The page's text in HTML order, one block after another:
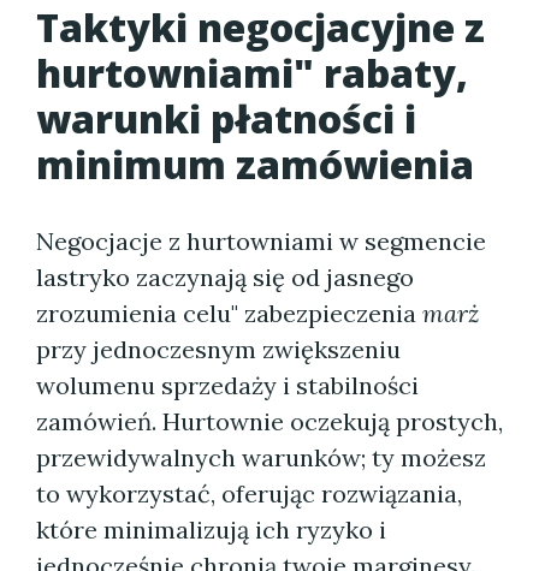
Taktyki negocjacyjne z
hurtowniami" rabaty,
warunki płatności i
minimum zamówienia
Negocjacje z hurtowniami w segmencie
lastryko zaczynają się od jasnego
zrozumienia celu" zabezpieczenia marż
przy jednoczesnym zwiększeniu
wolumenu sprzedaży i stabilności
zamówień. Hurtownie oczekują prostych,
przewidywalnych warunków; ty możesz
to wykorzystać, oferując rozwiązania,
które minimalizują ich ryzyko i